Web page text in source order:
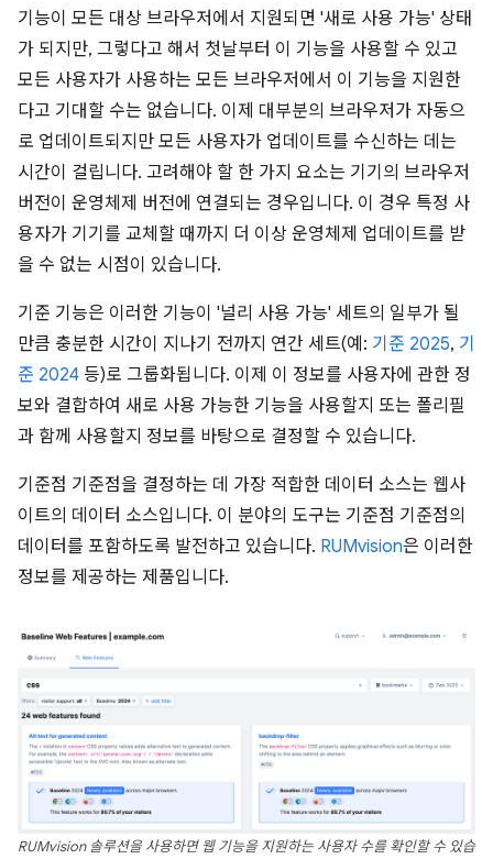
기능이 모든 대상 브라우저에서 지원되면 '새로 사용 가능' 상태
가 되지만, 그렇다고 해서 첫날부터 이 기능을 사용할 수 있고
모든 사용자가 사용하는 모든 브라우저에서 이 기능을 지원한
다고 기대할 수는 없습니다. 이제 대부분의 브라우저가 자동으
로 업데이트되지만 모든 사용자가 업데이트를 수신하는 데는
시간이 걸립니다. 고려해야 할 한 가지 요소는 기기의 브라우저
버전이 운영체제 버전에 연결되는 경우입니다. 이 경우 특정 사
용자가 기기를 교체할 때까지 더 이상 운영체제 업데이트를 받
을 수 없는 시점이 있습니다.
기준 기능은 이러한 기능이 '널리 사용 가능' 세트의 일부가 될
만큼 충분한 시간이 지나기 전까지 연간 세트(예: 기준 2025, 기
준 2024 등)로 그룹화됩니다. 이제 이 정보를 사용자에 관한 정
보와 결합하여 새로 사용 가능한 기능을 사용할지 또는 폴리필
과 함께 사용할지 정보를 바탕으로 결정할 수 있습니다.
기준점 기준점을 결정하는 데 가장 적합한 데이터 소스는 웹사
이트의 데이터 소스입니다. 이 분야의 도구는 기준점 기준점의
데이터를 포함하도록 발전하고 있습니다. RUMvision은 이러한
정보를 제공하는 제품입니다.
RUMvision 솔루션을 사용하면 웹 기능을 지원하는 사용자 수를 확인할 수 있습